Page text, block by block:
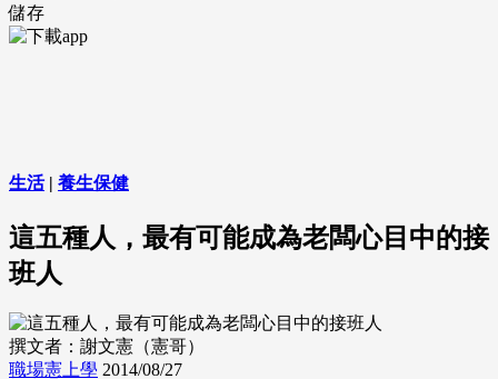
儲存
生活| 養生保健
這五種人，最有可能成為老闆心目中的接
班人
撰文者：謝文憲（憲哥）
職場憲上學 2014/08/27